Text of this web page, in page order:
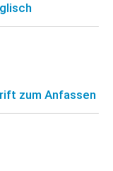
zum Anfassen